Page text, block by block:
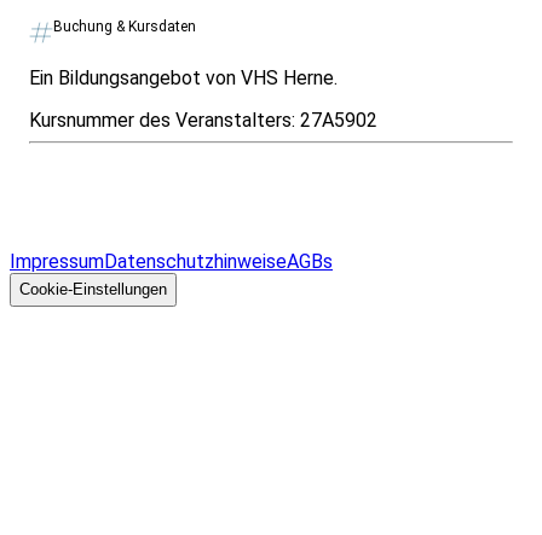
Buchung & Kursdaten
Ein Bildungsangebot von VHS Herne.
Kursnummer des Veranstalters: 27A5902
ImpressumDatenschutzhinweiseAGBs
Cookie-Einstellungen